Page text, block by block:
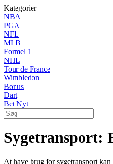
Kategorier
NBA
PGA
NFL
MLB
Formel 1
NHL
Tour de France
Wimbledon
Bonus
Dart
Bet Nyt
Sygetransport:
At have brug for sygetransport